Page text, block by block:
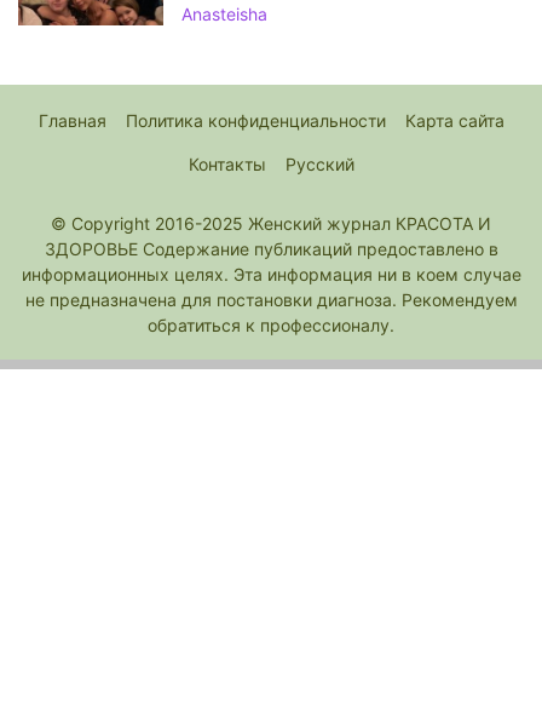
Anasteisha
Главная Политика конфиденциальности Карта сайта
Контакты Русский
© Copyright 2016-2025 Женский журнал КРАСОТА И
ЗДОРОВЬЕ Содержание публикаций предоставлено в
информационных целях. Эта информация ни в коем случае
не предназначена для постановки диагноза. Рекомендуем
обратиться к профессионалу.